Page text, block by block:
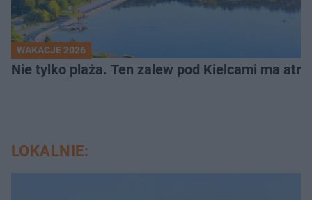
WAKACJE 2026
Nie tylko plaża. Ten zalew pod Kielcami ma
LOKALNIE: